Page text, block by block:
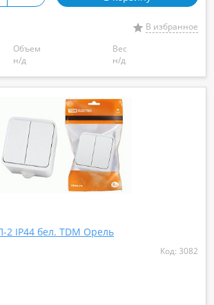
В избранное
Объем
н/д
Вес
н/д
IP44 бел. TDM Орель
Код: 3082